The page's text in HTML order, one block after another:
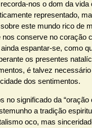
nos o dom da
representado,
este mundo rico de
nos conserve no coração
espantar-se, como
os presentes
é talvez
dos sentimentos.
no significado da “oração
a tradição
oco, mas